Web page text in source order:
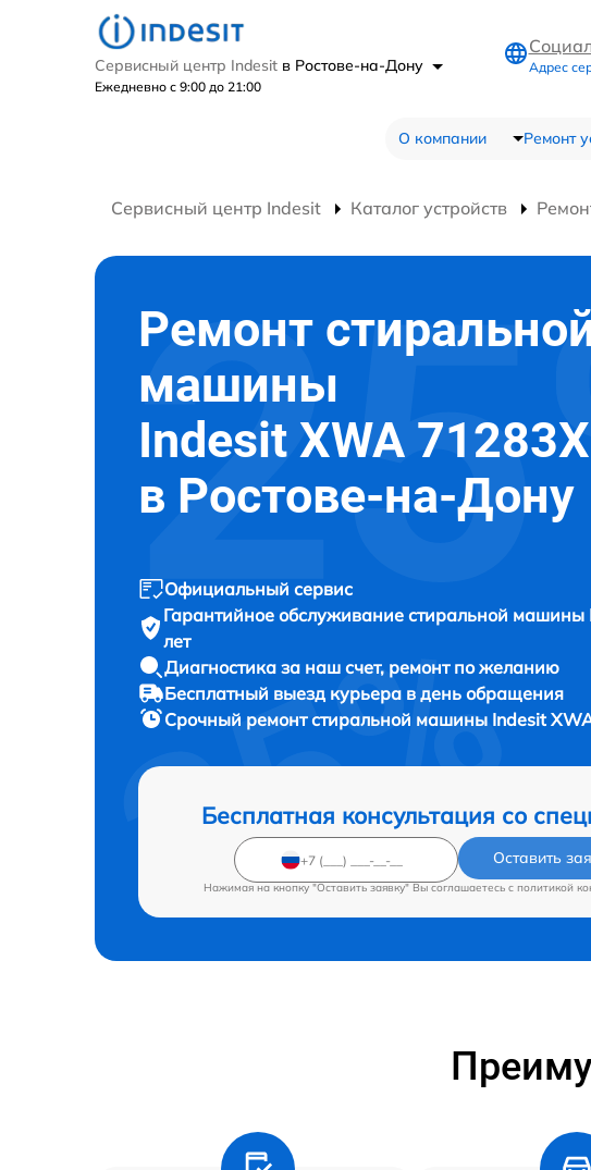
Сервисный центр Indesit в Ростове-на-Дону
Ежедневно с 9:00 до 21:00
Адрес
О компании Ремонт
Сервисный центр Indesit Каталог устройств
Ремонт
машины
Indesit XWA
в Ростове-на-Дону
Официальный сервис
Гарантийное обслуживаниестиральной машины
лет
Диагностика за наш счет, ремонт по желанию
Бесплатный выезд курьера в день обращения
Срочный ремонтстиральной машины Indesit
Бесплатная консультация со
Оставить
Нажимая на кнопку "Оставить заявку" Вы соглашаетесь c политикой